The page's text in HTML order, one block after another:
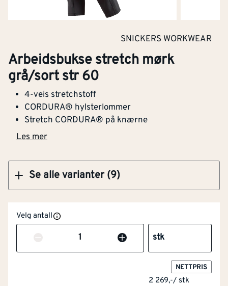
SNICKERS WORKWEAR
Arbeidsbukse stretch mørk
grå/sort str 60
4-veis stretchstoff
CORDURA® hylsterlommer
Stretch CORDURA® på knærne
Les mer
Se alle varianter (9)
Arbeidsbukse stretch mørk grå/sort str 64
Kjøp
Velg antall
Antall stk
NETTPRIS
2 269,-/ stk
Vannavvisende Nei
(signalfarger)
Nei